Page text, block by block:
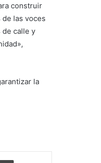
construir
las voces
de calle y
la